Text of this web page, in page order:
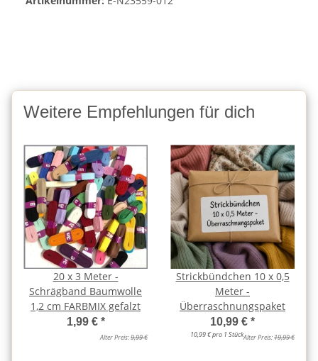
Weitere Empfehlungen für dich
20 x 3 Meter -
Schrägband Baumwolle
1,2 cm FARBMIX gefalzt
1,99 € *
Alter Preis:9,99 €
Strickbündchen 10 x 0,5
Meter -
Überraschnungspaket
10,99 € *
10,99 € pro 1 StückAlter Preis:19,99 €